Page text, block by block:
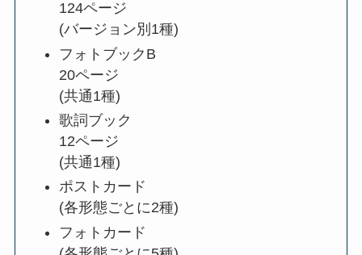
124ページ
(バージョン別1種)
フォトブックB
20ページ
(共通1種)
歌詞ブック
12ページ
(共通1種)
ポストカード
(各形態ごとに2種)
フォトカード